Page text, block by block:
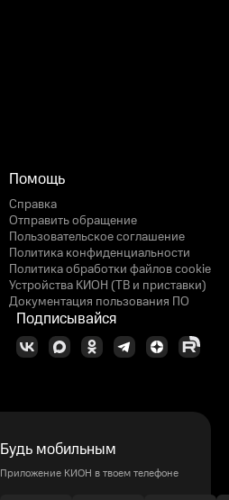
Помощь
Справка
Отправить обращение
Пользовательское соглашение
Политика конфиденциальности
Политика обработки файлов cookie
Устройства КИОН (ТВ и приставки)
Документация пользования ПО
Подписывайся
Будь мобильным
Приложение КИОН в твоем телефоне